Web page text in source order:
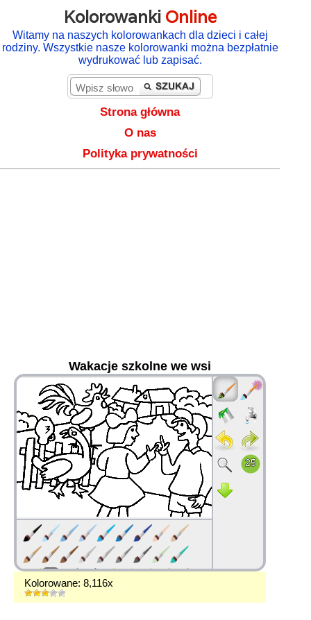
Kolorowanki Online
Witamy na naszych kolorowankach dla dzieci i całej
rodziny. Wszystkie nasze kolorowanki można bezpłatnie
wydrukować lub zapisać.
Strona główna
O nas
Polityka prywatności
Wakacje szkolne we wsi
Kolorowane: 8,116x